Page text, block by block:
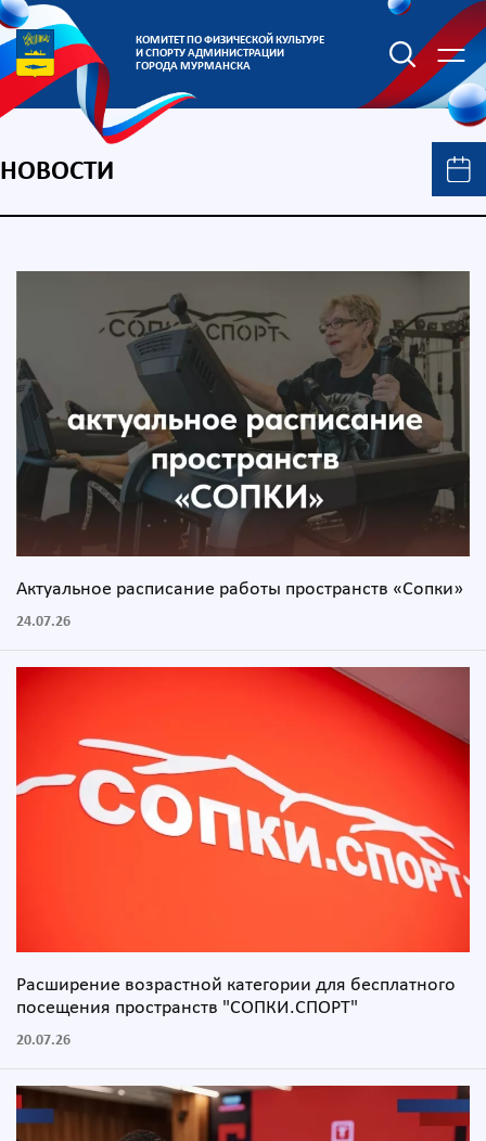
КОМИТЕТ ПО ФИЗИЧЕСКОЙ КУЛЬТУРЕ
И СПОРТУ АДМИНИСТРАЦИИ
ГОРОДА МУРМАНСКА
НОВОСТИ
Актуальное расписание работы пространств «Сопки»
24.07.26
Расширение возрастной категории для бесплатного
посещения пространств "СОПКИ.СПОРТ"
20.07.26